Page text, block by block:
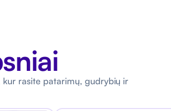
kur rasite patarimų, gudrybių ir